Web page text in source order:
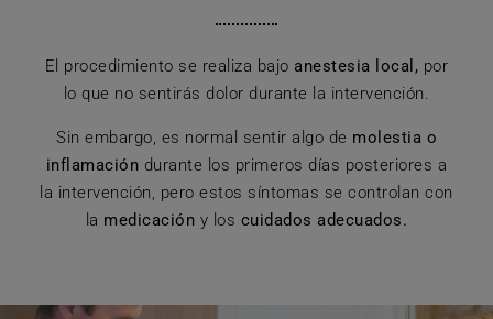
El procedimiento se realiza bajo anestesia local, por
lo que no sentirás dolor durante la intervención.
Sin embargo, es normal sentir algo de molestia o
inflamación durante los primeros días posteriores a
la intervención, pero estos síntomas se controlan con
la medicación y los cuidados adecuados.